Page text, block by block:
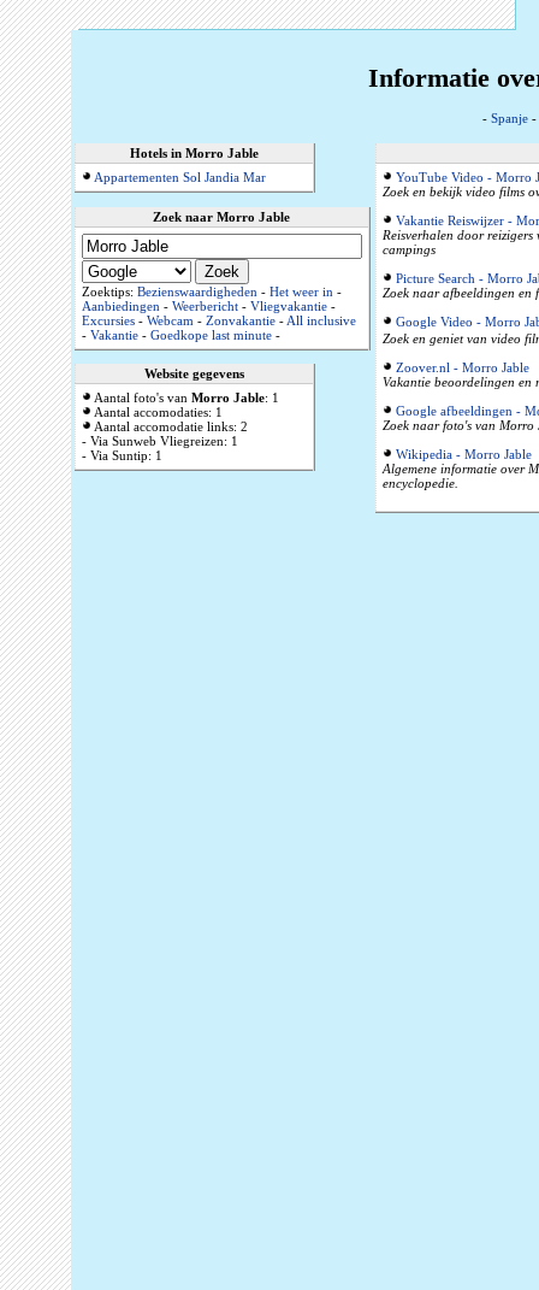
Informatie
- Spanje -
Hotels in Morro Jable
Appartementen Sol Jandia Mar
Zoek naar Morro Jable
Zoektips: Bezienswaardigheden- Het weer in-
Aanbiedingen- Weerbericht- Vliegvakantie-
Excursies- Webcam- Zonvakantie-All inclusive
- Vakantie- Goedkope last minute-
Website gegevens
Aantal foto's van Morro Jable: 1
Aantal accomodaties: 1
Aantal accomodatie links: 2
- Via Sunweb Vliegreizen: 1
- Via Suntip: 1
YouTube Video - Morro
Zoek en bekijk video films
Vakantie Reiswijzer -
Reisverhalen door reizigers
campings
Picture Search - Morro
Zoek naar afbeeldingen en
Google Video - Morro
Zoek en geniet van video
Zoover.nl - Morro Jable
Vakantie beoordelingen en
Google afbeeldingen -
Zoek naar foto's van
Wikipedia - Morro Jable
Algemene informatie over
encyclopedie.